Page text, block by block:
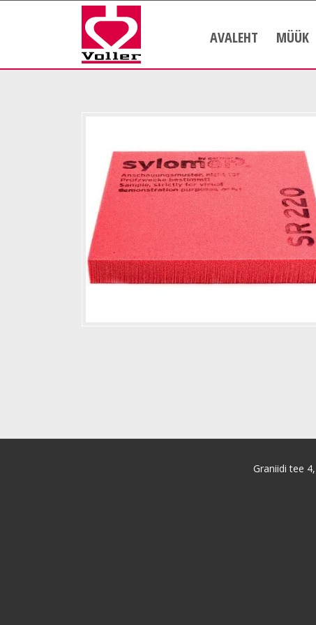
AVALEHT MÜÜK
Graniidi tee